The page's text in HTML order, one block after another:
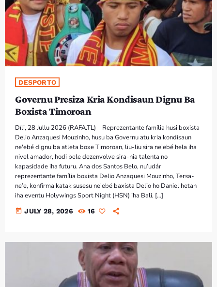
PROGRAMA SIRA
VÍDEO SIRA
EVENTU SIRA
KONTAKTU SIRA
TÉTUM
TÉTUM
PORTUGUÊS
PRÓXIMOS PROGRAMAS
DESPORTO
Governu Presiza Kria Kondisaun Dignu Ba
Boxista Timoroan
Díli, 28 Jullu 2026 (RAFA.TL) – Reprezentante família husi boxista
Delio Anzaquesi Mouzinho, husu ba Governu atu kria kondisaun
ne'ebé dignu ba atleta boxe Timoroan, liu-liu sira ne'ebé hela iha
nivel amador, hodi bele dezenvolve sira-nia talenta no
kapasidade iha futuru. Ana dos Santos Belo, nu’udár
reprezentante família boxista Delio Anzaquesi Mouzinho, Tersa-
ne’e, konfirma katak susesu ne'ebé baxista Delio ho Daniel hetan
iha eventu Holywings Sport Night (HSN) iha Bali, […]
today JULY 28, 2026 16